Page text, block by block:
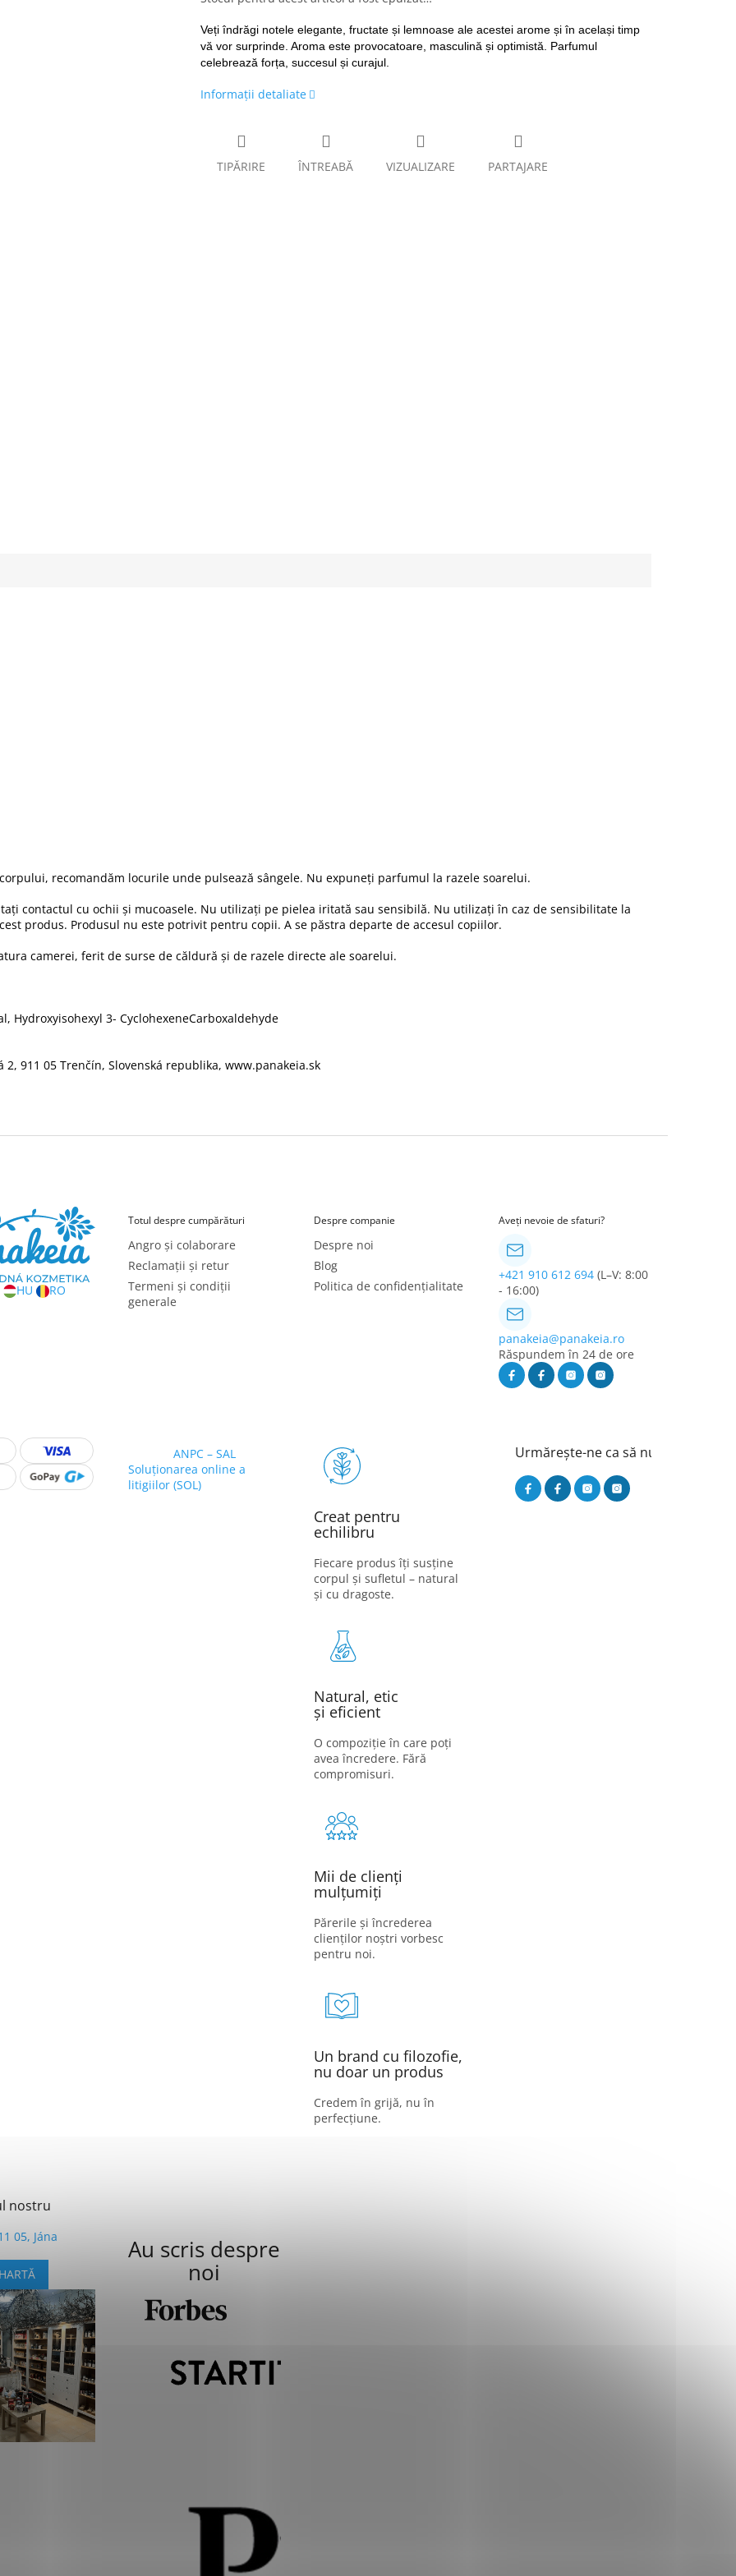
Veți îndrăgi notele elegante, fructate și lemnoase ale acestei arome și în același timp
vă vor surprinde. Aroma este provocatoare, masculină și optimistă. Parfumul
celebrează forța, succesul și curajul.
Informaţii detaliate
TIPĂRIRE ÎNTREABĂ VIZUALIZARE PARTAJARE
recomandăm locurile unde pulsează sângele. Nu expuneți parfumul la razele soarelui.
contactul cu ochii și mucoasele. Nu utilizați pe pielea iritată sau sensibilă. Nu utilizați în caz de sensibilitate la
produs. Produsul nu este potrivit pentru copii. A se păstra departe de accesul copiilor.
camerei, ferit de surse de căldură și de razele directe ale soarelui.
, Hydroxyisohexyl 3- CyclohexeneCarboxaldehyde
2, 911 05 Trenčín, Slovenská republika, www.panakeia.sk
HU RO
Totul despre cumpărături
Angro și colaborare
Reclamații și retur
Termeni și condiții
generale
Despre companie
Despre noi
Blog
Politica de confidențialitate
Aveți nevoie de sfaturi?
+421 910 612 694 (L–V: 8:00
- 16:00)
panakeia@panakeia.ro
Răspundem în 24 de ore
ANPC – SAL
Soluționarea online a
litigiilor (SOL)
Creat pentru
echilibru
Fiecare produs îți susține
corpul și sufletul – natural
și cu dragoste.
Natural, etic
și eficient
O compoziție în care poți
avea încredere. Fără
compromisuri.
Mii de clienți
mulțumiți
Părerile și încrederea
clienților noștri vorbesc
pentru noi.
Un brand cu filozofie,
nu doar un produs
Credem în grijă, nu în
perfecțiune.
Urmărește-ne ca să nu ratezi nimic
nostru
05, Jána
Au scris despre
noi